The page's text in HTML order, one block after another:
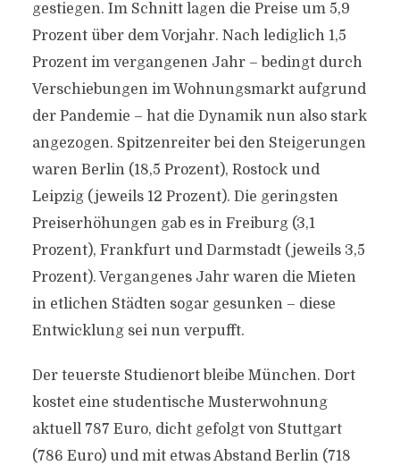
gestiegen. Im Schnitt lagen die Preise um 5,9
Prozent über dem Vorjahr. Nach lediglich 1,5
Prozent im vergangenen Jahr – bedingt durch
Verschiebungen im Wohnungsmarkt aufgrund
der Pandemie – hat die Dynamik nun also stark
angezogen. Spitzenreiter bei den Steigerungen
waren Berlin (18,5 Prozent), Rostock und
Leipzig (jeweils 12 Prozent). Die geringsten
Preiserhöhungen gab es in Freiburg (3,1
Prozent), Frankfurt und Darmstadt (jeweils 3,5
Prozent). Vergangenes Jahr waren die Mieten
in etlichen Städten sogar gesunken – diese
Entwicklung sei nun verpufft.
Der teuerste Studienort bleibe München. Dort
kostet eine studentische Musterwohnung
aktuell 787 Euro, dicht gefolgt von Stuttgart
(786 Euro) und mit etwas Abstand Berlin (718